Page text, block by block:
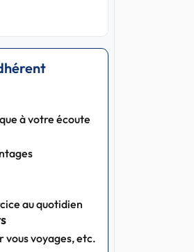
à votre écoute
au quotidien
vous voyages, etc.